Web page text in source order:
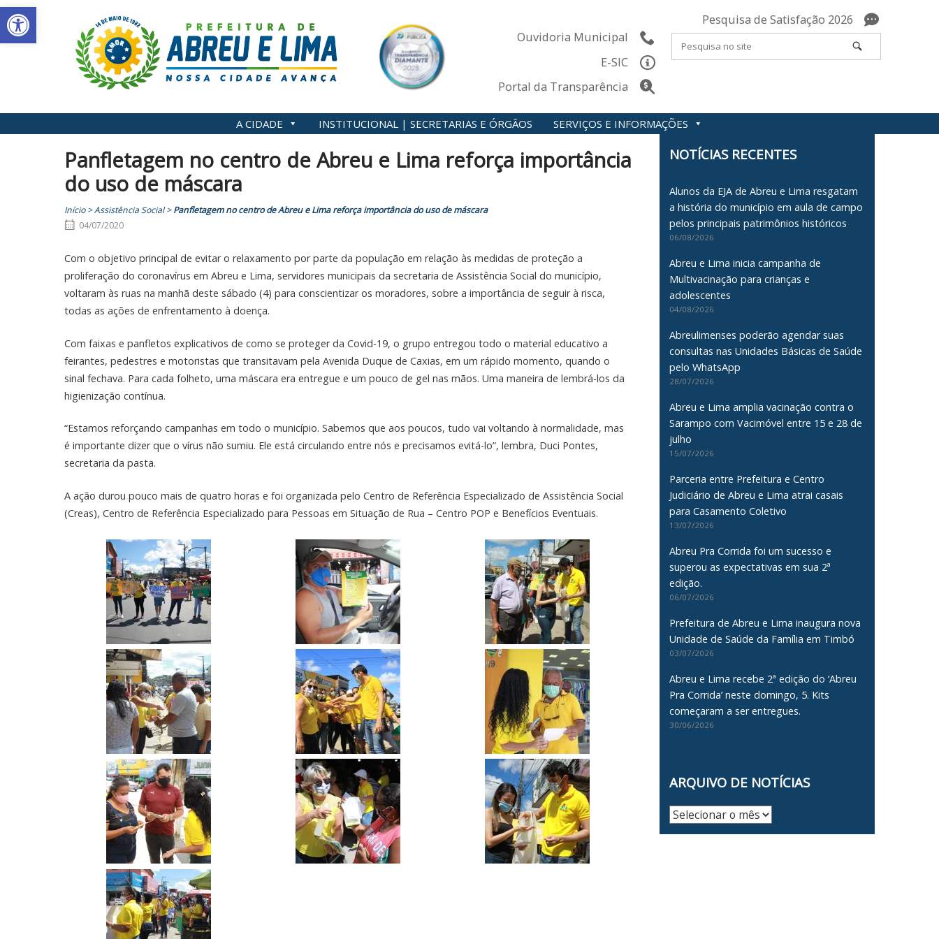
Abrir a barra de ferramentas
Skip
to
content
Ouvidoria Municipal
E-SIC
Portal da Transparência
Pesquisa de Satisfação 2026
A CIDADE INSTITUCIONAL | SECRETARIAS E ÓRGÃOS SERVIÇOS E INFORMAÇÕES
Panfletagem no centro de Abreu e Lima reforça importância
do uso de máscara
Início>Assistência Social>Panfletagem no centro de Abreu e Lima reforça importância do uso de máscara
04/07/2020
Com o objetivo principal de evitar o relaxamento por parte da população em relação às medidas de proteção a
proliferação do coronavírus em Abreu e Lima, servidores municipais da secretaria de Assistência Social do município,
voltaram às ruas na manhã deste sábado (4) para conscientizar os moradores, sobre a importância de seguir à risca,
todas as ações de enfrentamento à doença.
Com faixas e panfletos explicativos de como se proteger da Covid-19, o grupo entregou todo o material educativo a
feirantes, pedestres e motoristas que transitavam pela Avenida Duque de Caxias, em um rápido momento, quando o
sinal fechava. Para cada folheto, uma máscara era entregue e um pouco de gel nas mãos. Uma maneira de lembrá-los da
higienização contínua.
“Estamos reforçando campanhas em todo o município. Sabemos que aos poucos, tudo vai voltando à normalidade, mas
é importante dizer que o vírus não sumiu. Ele está circulando entre nós e precisamos evitá-lo”, lembra, Duci Pontes,
secretaria da pasta.
A ação durou pouco mais de quatro horas e foi organizada pelo Centro de Referência Especializado de Assistência Social
(Creas), Centro de Referência Especializado para Pessoas em Situação de Rua – Centro POP e Benefícios Eventuais.
NOTÍCIAS RECENTES
Alunos da EJA de Abreu e Lima resgatam
a história do município em aula de campo
pelos principais patrimônios históricos
06/08/2026
Abreu e Lima inicia campanha de
Multivacinação para crianças e
adolescentes
04/08/2026
Abreulimenses poderão agendar suas
consultas nas Unidades Básicas de Saúde
pelo WhatsApp
28/07/2026
Abreu e Lima amplia vacinação contra o
Sarampo com Vacimóvel entre 15 e 28 de
julho
15/07/2026
Parceria entre Prefeitura e Centro
Judiciário de Abreu e Lima atrai casais
para Casamento Coletivo
13/07/2026
Abreu Pra Corrida foi um sucesso e
superou as expectativas em sua 2ª
edição.
06/07/2026
Prefeitura de Abreu e Lima inaugura nova
Unidade de Saúde da Família em Timbó
03/07/2026
Abreu e Lima recebe 2ª edição do ‘Abreu
Pra Corrida’ neste domingo, 5. Kits
começaram a ser entregues.
30/06/2026
ARQUIVO DE NOTÍCIAS
Arquivo